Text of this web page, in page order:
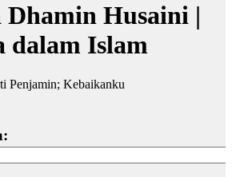
Husaini |
dalam Islam
Penjamin; Kebaikanku